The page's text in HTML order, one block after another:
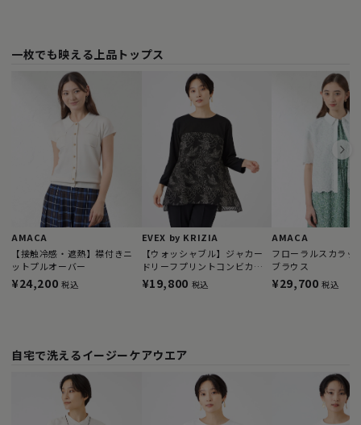
一枚でも映える上品トップス
AMACA
【接触冷感・遮熱】襟付きニ
ットプルオーバー
¥24,200 税込
EVEX by KRIZIA
【ウォッシャブル】ジャカー
ドリーフプリントコンビカッ
トソー
¥19,800 税込
AMACA
フローラルスカラッ
ブラウス
¥29,700 税込
自宅で洗えるイージーケアウエア